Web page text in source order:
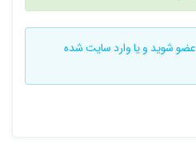
عضو شوید و یاوارد سایتشده